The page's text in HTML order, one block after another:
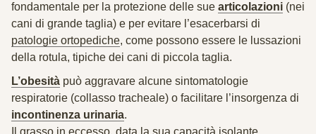
fondamentale per la protezione delle sue articolazioni (nei
cani di grande taglia) e per evitare l’esacerbarsi di
patologie ortopediche, come possono essere le lussazioni
della rotula, tipiche dei cani di piccola taglia.
L’obesità può aggravare alcune sintomatologie
respiratorie (collasso tracheale) o facilitare l’insorgenza di
incontinenza urinaria.
Il grasso in eccesso, data la sua capacità isolante